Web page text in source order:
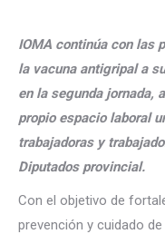
IOMA continúa con las
la vacuna antigripal a
en la segunda jornada,
propio espacio laboral
trabajadoras y
Diputados provincial.
Con el objetivo de
prevención y cuidado